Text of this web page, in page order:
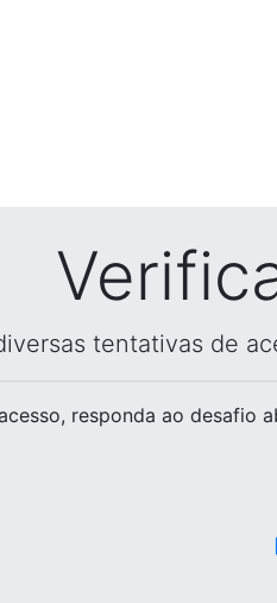
tentativas de
, responda ao desafio